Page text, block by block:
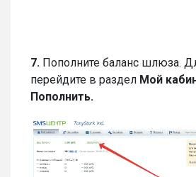
7. Пополните баланс шлюза.
перейдите в раздел Мой
Пополнить.